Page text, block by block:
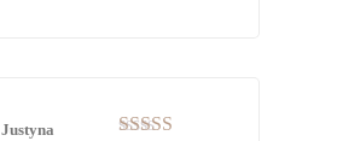
Justyna